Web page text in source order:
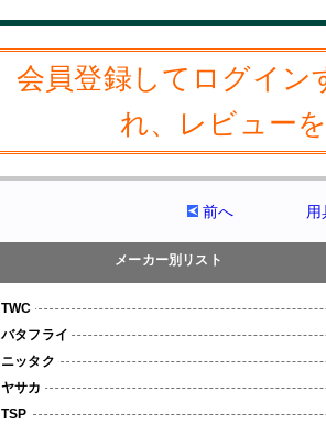
会員登録してログイン
れ、レビュー
前へ
メーカー別リスト
TWC
バタフライ
ニッタク
ヤサカ
TSP